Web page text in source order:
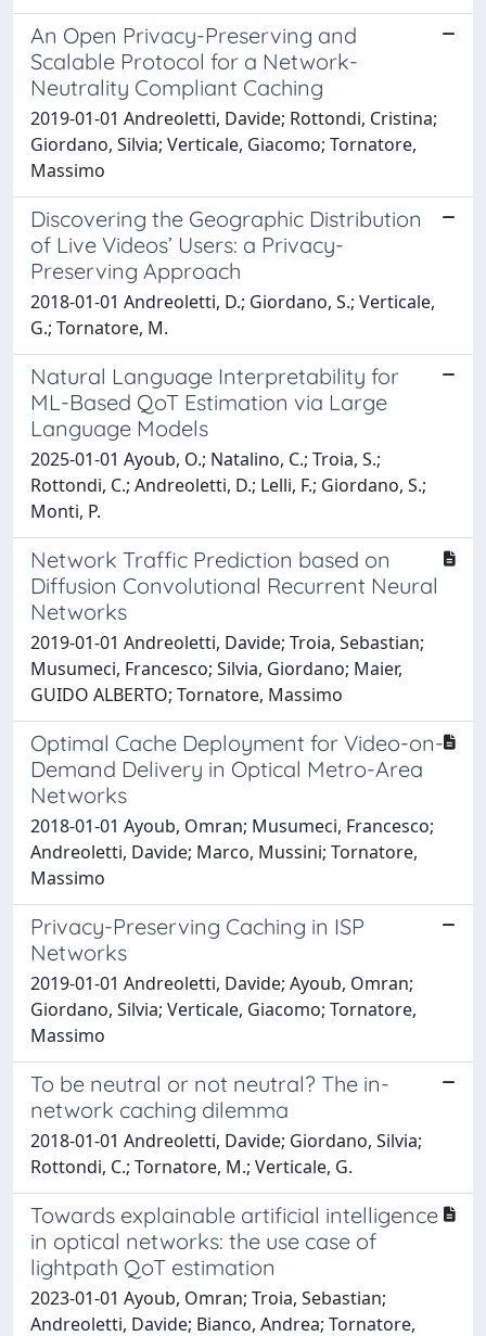
An Open Privacy-Preserving and
Scalable Protocol for a Network-
Neutrality Compliant Caching
2019-01-01 Andreoletti, Davide; Rottondi, Cristina;
Giordano, Silvia; Verticale, Giacomo; Tornatore,
Massimo
Discovering the Geographic Distribution
of Live Videos’ Users: a Privacy-
Preserving Approach
2018-01-01 Andreoletti, D.; Giordano, S.; Verticale,
G.; Tornatore, M.
Natural Language Interpretability for
ML-Based QoT Estimation via Large
Language Models
2025-01-01 Ayoub, O.; Natalino, C.; Troia, S.;
Rottondi, C.; Andreoletti, D.; Lelli, F.; Giordano, S.;
Monti, P.
Network Traffic Prediction based on
Diffusion Convolutional Recurrent Neural
Networks
2019-01-01 Andreoletti, Davide; Troia, Sebastian;
Musumeci, Francesco; Silvia, Giordano; Maier,
GUIDO ALBERTO; Tornatore, Massimo
Optimal Cache Deployment for Video-on-
Demand Delivery in Optical Metro-Area
Networks
2018-01-01 Ayoub, Omran; Musumeci, Francesco;
Andreoletti, Davide; Marco, Mussini; Tornatore,
Massimo
Privacy-Preserving Caching in ISP
Networks
2019-01-01 Andreoletti, Davide; Ayoub, Omran;
Giordano, Silvia; Verticale, Giacomo; Tornatore,
Massimo
To be neutral or not neutral? The in-
network caching dilemma
2018-01-01 Andreoletti, Davide; Giordano, Silvia;
Rottondi, C.; Tornatore, M.; Verticale, G.
Towards explainable artificial intelligence
in optical networks: the use case of
lightpath QoT estimation
2023-01-01 Ayoub, Omran; Troia, Sebastian;
Andreoletti, Davide; Bianco, Andrea; Tornatore,